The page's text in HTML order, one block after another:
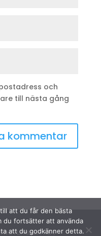
och
till nästa gång
i Lindhult AB |
att du får den bästa
du fortsätter att använda
att du godkänner detta.